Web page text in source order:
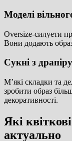
Моделі
Oversize-силуети
Вони додають
Сукні з
М’які складки та
зробити образ
декоративності.
Які
актуально